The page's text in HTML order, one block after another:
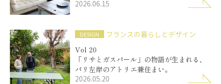
2026.06.15
DESIGN
フランスの暮らしとデザイン
Vol 20
「リサとガスパール」の物語が生まれる、
パリ左岸のアトリエ兼住まい。
2026.05.20